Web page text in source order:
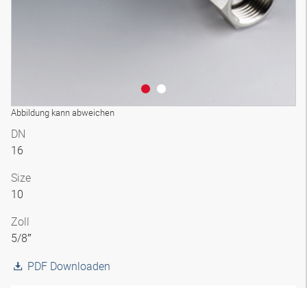
Abbildung kann abweichen
DN
16
Size
10
Zoll
5/8″
PDF Downloaden